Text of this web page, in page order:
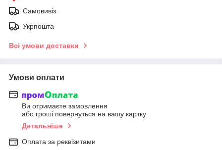
Самовивіз
Укрпошта
Всі умови доставки
Умови оплати
Ви отримаєте замовлення
або гроші повернуться на вашу картку
Детальніше
Оплата за реквізитами